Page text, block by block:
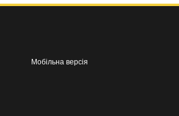
Мобільна версія